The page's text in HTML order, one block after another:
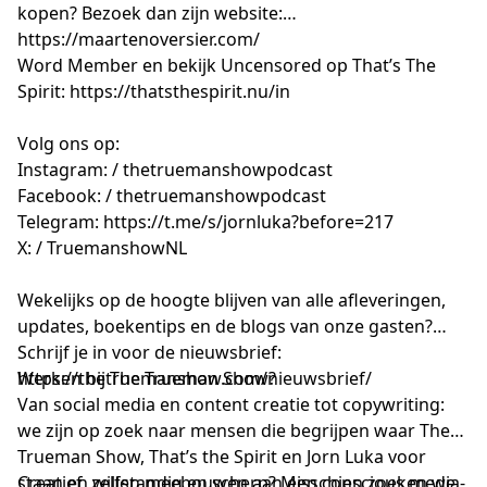
kopen? Bezoek dan zijn website:
https://maartenoversier.com/
Word Member en bekijk Uncensored op That’s The
Spirit: https://thatsthespirit.nu/in
Volg ons op:
Instagram: / thetruemanshowpodcast
Facebook: / thetruemanshowpodcast
Telegram: https://t.me/s/jornluka?before=217
X: / TruemanshowNL
Wekelijks op de hoogte blijven van alle afleveringen,
updates, boekentips en de blogs van onze gasten?
Schrijf je in voor de nieuwsbrief:
https://thetruemanshow.com/nieuwsbrief/
Werken bij The Trueman Show?
Van social media en content creatie tot copywriting:
we zijn op zoek naar mensen die begrijpen waar The
Trueman Show, That’s the Spirit en Jorn Luka voor